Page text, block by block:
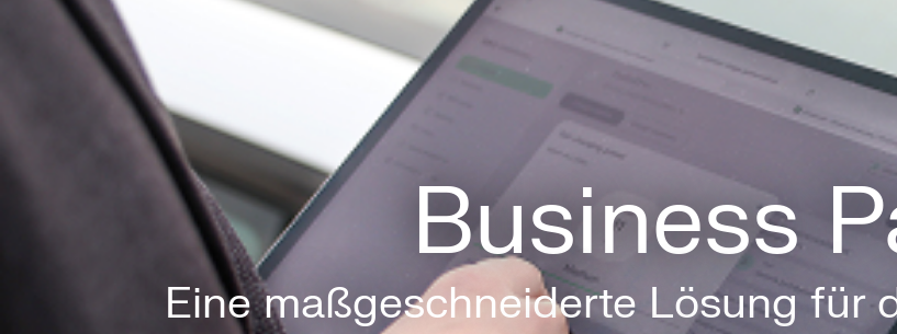
Business
Eine maßgeschneiderte Lösung für